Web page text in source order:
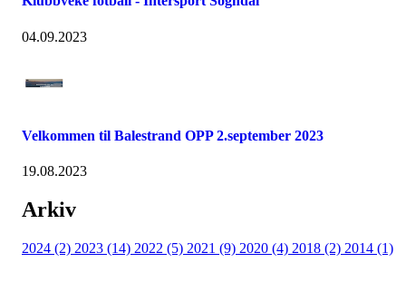
04.09.2023
Velkommen til Balestrand OPP 2.september 2023
19.08.2023
Arkiv
2024 (2) 2023 (14) 2022 (5) 2021 (9) 2020 (4) 2018 (2) 2014 (1)